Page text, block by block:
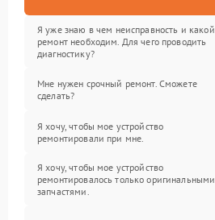
Я уже знаю в чем неисправность и какой
ремонт необходим. Для чего проводить
диагностику?
Мне нужен срочный ремонт. Сможете
сделать?
Я хочу, чтобы мое устройство
ремонтировали при мне.
Я хочу, чтобы мое устройство
ремонтировалось только оригинальными
запчастями.